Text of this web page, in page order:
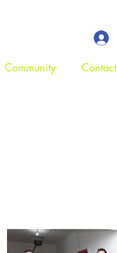
Community Contact